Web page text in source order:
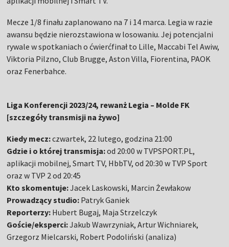
Mecze 1/8 finału zaplanowano na 7 i 14 marca. Legia w razie
awansu będzie nierozstawiona w losowaniu. Jej potencjalni
rywale w spotkaniach o ćwierćfinał to Lille, Maccabi Tel Awiw,
Viktoria Pilzno, Club Brugge, Aston Villa, Fiorentina, PAOK
oraz Fenerbahce.
Liga Konferencji 2023/24, rewanż Legia – Molde FK
[szczegóły transmisji na żywo]
Kiedy mecz:czwartek, 22 lutego, godzina 21:00
Gdzie i o której transmisja:od 20:00 w TVPSPORT.PL,
aplikacji mobilnej, Smart TV, HbbTV, od 20:30 w TVP Sport
oraz w TVP 2 od 20:45
Kto skomentuje:Jacek Laskowski, Marcin Żewłakow
Prowadzący studio: Patryk Ganiek
Reporterzy: Hubert Bugaj, Maja Strzelczyk
Goście/eksperci:Jakub Wawrzyniak, Artur Wichniarek,
Grzegorz Mielcarski, Robert Podoliński (analiza)